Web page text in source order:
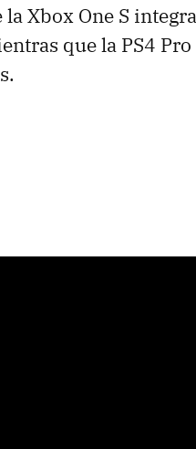
Xbox One S
que la PS4 Pro